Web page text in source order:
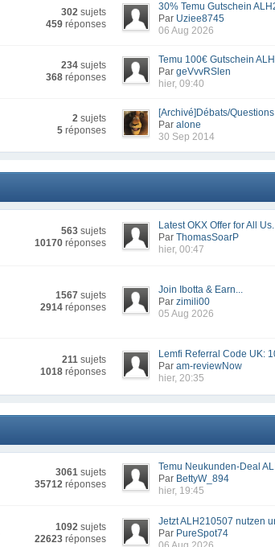
302 sujets
459 réponses
30% Temu Gutschein
Par Uziee8745
06 Aug 2026
234 sujets
368 réponses
Temu 100€ Gutschein
PargeVvvRSlen
hier, 09:40
2 sujets
5 réponses
[Archivé]Débats/
Paralone
30 Sep 2014
563 sujets
10170 réponses
Latest OKX Offer for All
ParThomasSoarP
hier, 00:47
1567 sujets
2914 réponses
Join Ibotta & Earn...
Parzimili00
05 Aug 2026
211 sujets
1018 réponses
Lemfi Referral Code UK:
Param-reviewNow
hier, 20:35
3061 sujets
35712 réponses
Temu Neukunden-Deal
Par BettyW_894
hier, 19:45
1092 sujets
22623 réponses
Jetzt ALH210507 nutzen
Par PureSpot74